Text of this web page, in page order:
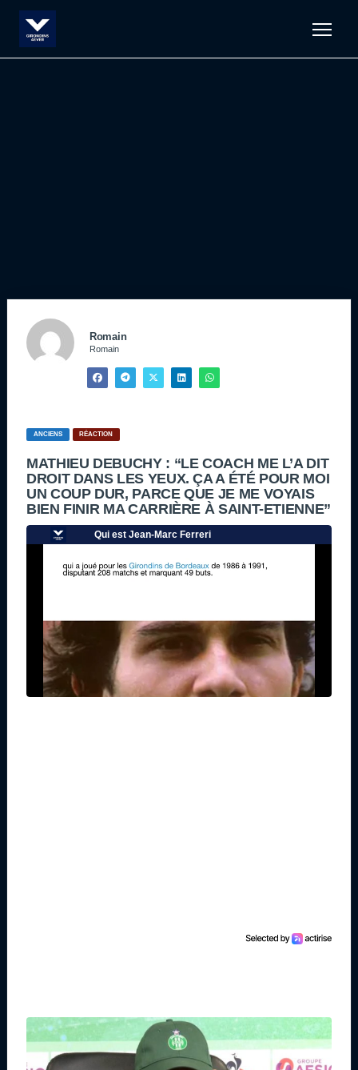
Romain
Romain
ANCIENS RÉACTION
MATHIEU DEBUCHY : “LE COACH ME L’A DIT
DROIT DANS LES YEUX. ÇA A ÉTÉ POUR MOI
UN COUP DUR, PARCE QUE JE ME VOYAIS
BIEN FINIR MA CARRIÈRE À SAINT-ETIENNE”